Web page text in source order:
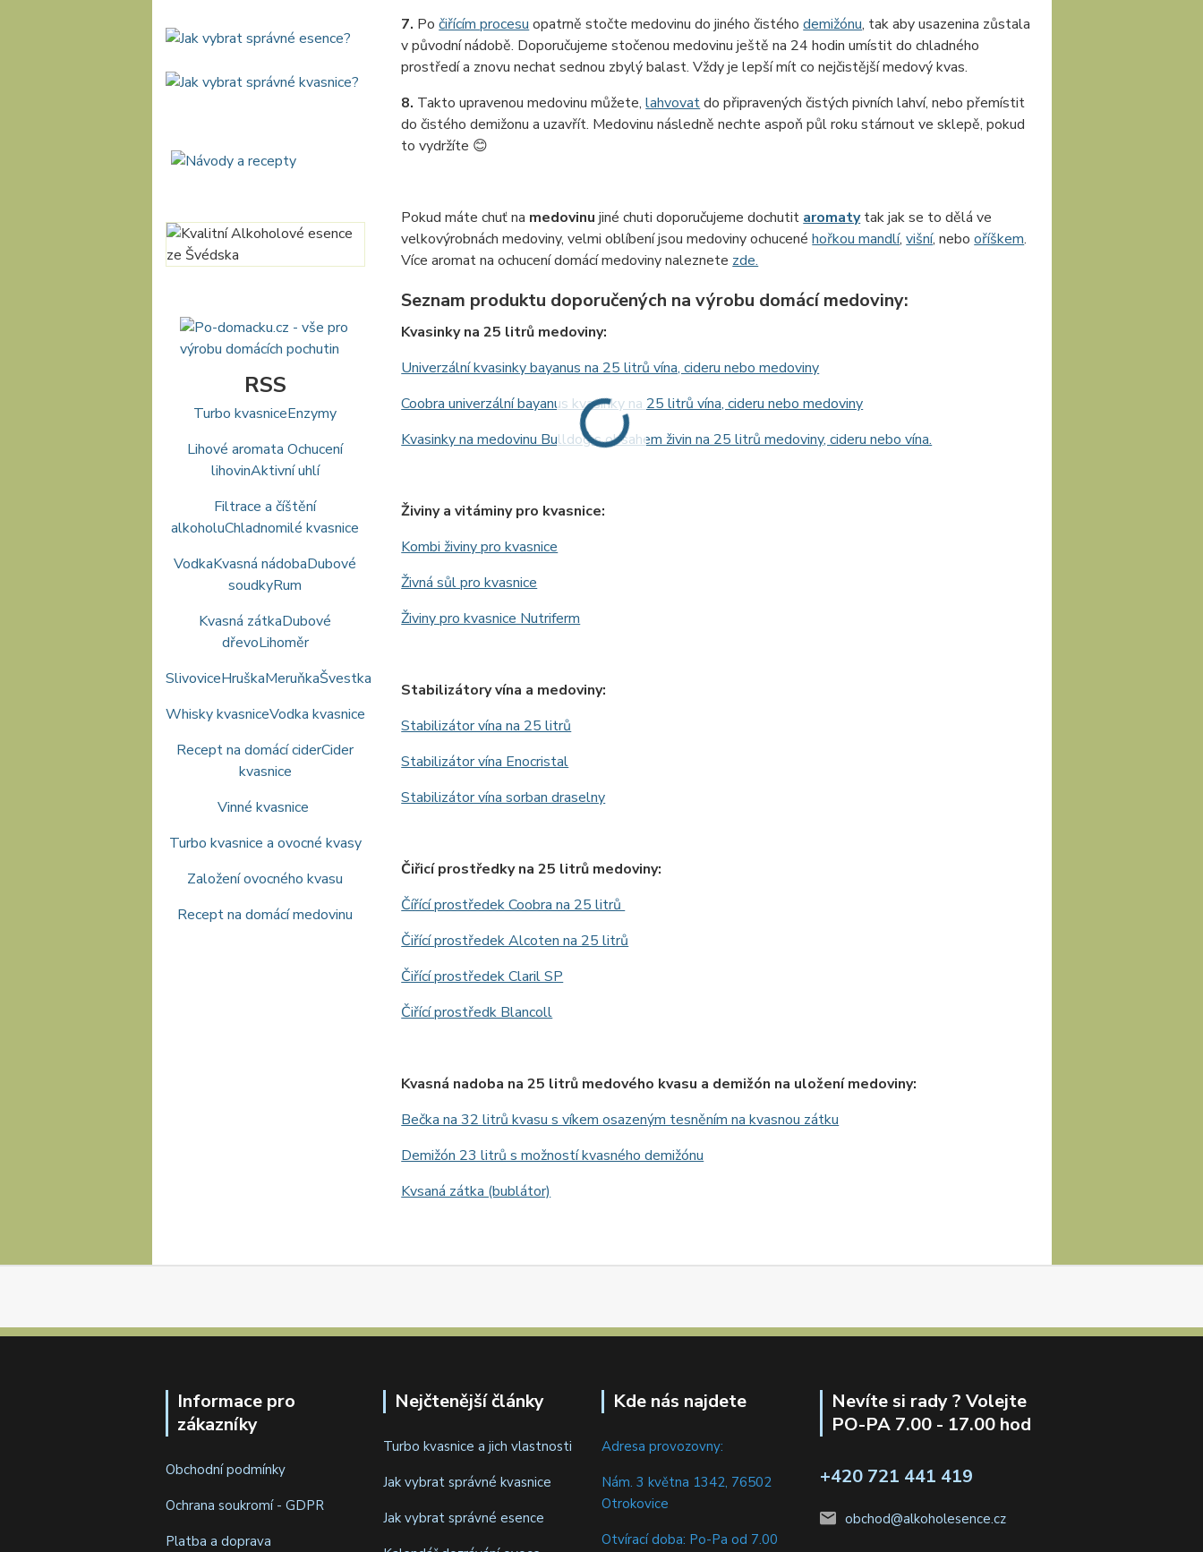
RSS
Turbo kvasniceEnzymy
Lihové aromata Ochucení
lihovinAktivní uhlí
Filtrace a číštění
alkoholuChladnomilé kvasnice
VodkaKvasná nádobaDubové
soudkyRum
Kvasná zátkaDubové
dřevoLihoměr
SlivoviceHruškaMeruňkaŠvestka
Whisky kvasniceVodka kvasnice
Recept na domácí ciderCider
kvasnice
Vinné kvasnice
Turbo kvasnice a ovocné kvasy
Založení ovocného kvasu
Recept na domácí medovinu
7. Počiřícím procesu opatrně stočte medovinu do jiného čistéhodemižónu, tak aby usazenina zůstala
v původní nádobě. Doporučujeme stočenou medovinu ještě na 24 hodin umístit do chladného
prostředí a znovu nechat sednou zbylý balast. Vždy je lepší mít co nejčistější medový kvas.
8. Takto upravenou medovinu můžete,lahvovatdo připravených čistých pivních lahví, nebo přemístit
do čistého demižonu a uzavřít. Medovinu následně nechte aspoň půl roku stárnout ve sklepě, pokud
to vydržíte 😊
Pokud máte chuť na medovinu jiné chuti doporučujeme dochutit aromatytak jak se to dělá ve
velkovýrobnách medoviny, velmi oblíbení jsou medoviny ochucenéhořkou mandlí,višní, nebooříškem.
Více aromat na ochucení domácí medoviny naleznete zde.
Seznam produktu doporučených na výrobu domácí medoviny:
Kvasinky na 25 litrů medoviny:
Univerzální kvasinky bayanus na 25 litrů vína, cideru nebo medoviny
Coobra univerzální bayanus kvasinky na 25 litrů vína, cideru nebo medoviny
Kvasinky na medovinu Bulldog s obsahem živin na 25 litrů medoviny, cideru nebo vína.
Živiny a vitáminy pro kvasnice:
Kombi živiny pro kvasnice
Živná sůl pro kvasnice
Živiny pro kvasnice Nutriferm
Stabilizátory vína a medoviny:
Stabilizátor vína na 25 litrů
Stabilizátor vína Enocristal
Stabilizátor vína sorban draselny
Čiřicí prostředky na 25 litrů medoviny:
Čířící prostředek Coobra na 25 litrů
Čiřící prostředek Alcoten na 25 litrů
Čiřící prostředek Claril SP
Čiřící prostředk Blancoll
Kvasná nadoba na 25 litrů medového kvasu a demižón na uložení medoviny:
Bečka na 32 litrů kvasu s víkem osazeným tesněním na kvasnou zátku
Demižón 23 litrů s možností kvasného demižónu
Kvsaná zátka (bublátor)
Informace pro
zákazníky
Obchodní podmínky
Ochrana soukromí - GDPR
Platba a doprava
Nejčtenější články
Turbo kvasnice a jich vlastnosti
Jak vybrat správné kvasnice
Jak vybrat správné esence
Kde nás najdete
Adresa provozovny:
Nám. 3 května 1342, 76502
Otrokovice
Otvírací doba: Po-Pa od 7.00
Nevíte si rady ? Volejte
PO-PA 7.00 - 17.00 hod
+420 721 441 419
obchod@alkoholesence.cz